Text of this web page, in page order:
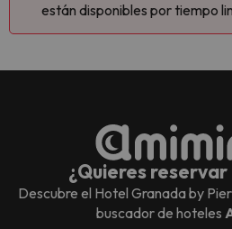
están disponibles por tiempo
¿Quieres reservar
Descubre el Hotel Granada by
buscador de hoteles